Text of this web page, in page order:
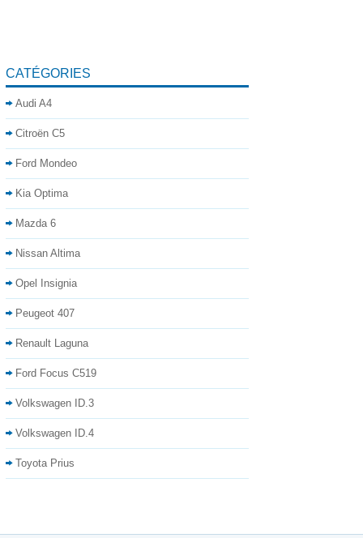
CATÉGORIES
Audi A4
Citroën C5
Ford Mondeo
Kia Optima
Mazda 6
Nissan Altima
Opel Insignia
Peugeot 407
Renault Laguna
Ford Focus C519
Volkswagen ID.3
Volkswagen ID.4
Toyota Prius